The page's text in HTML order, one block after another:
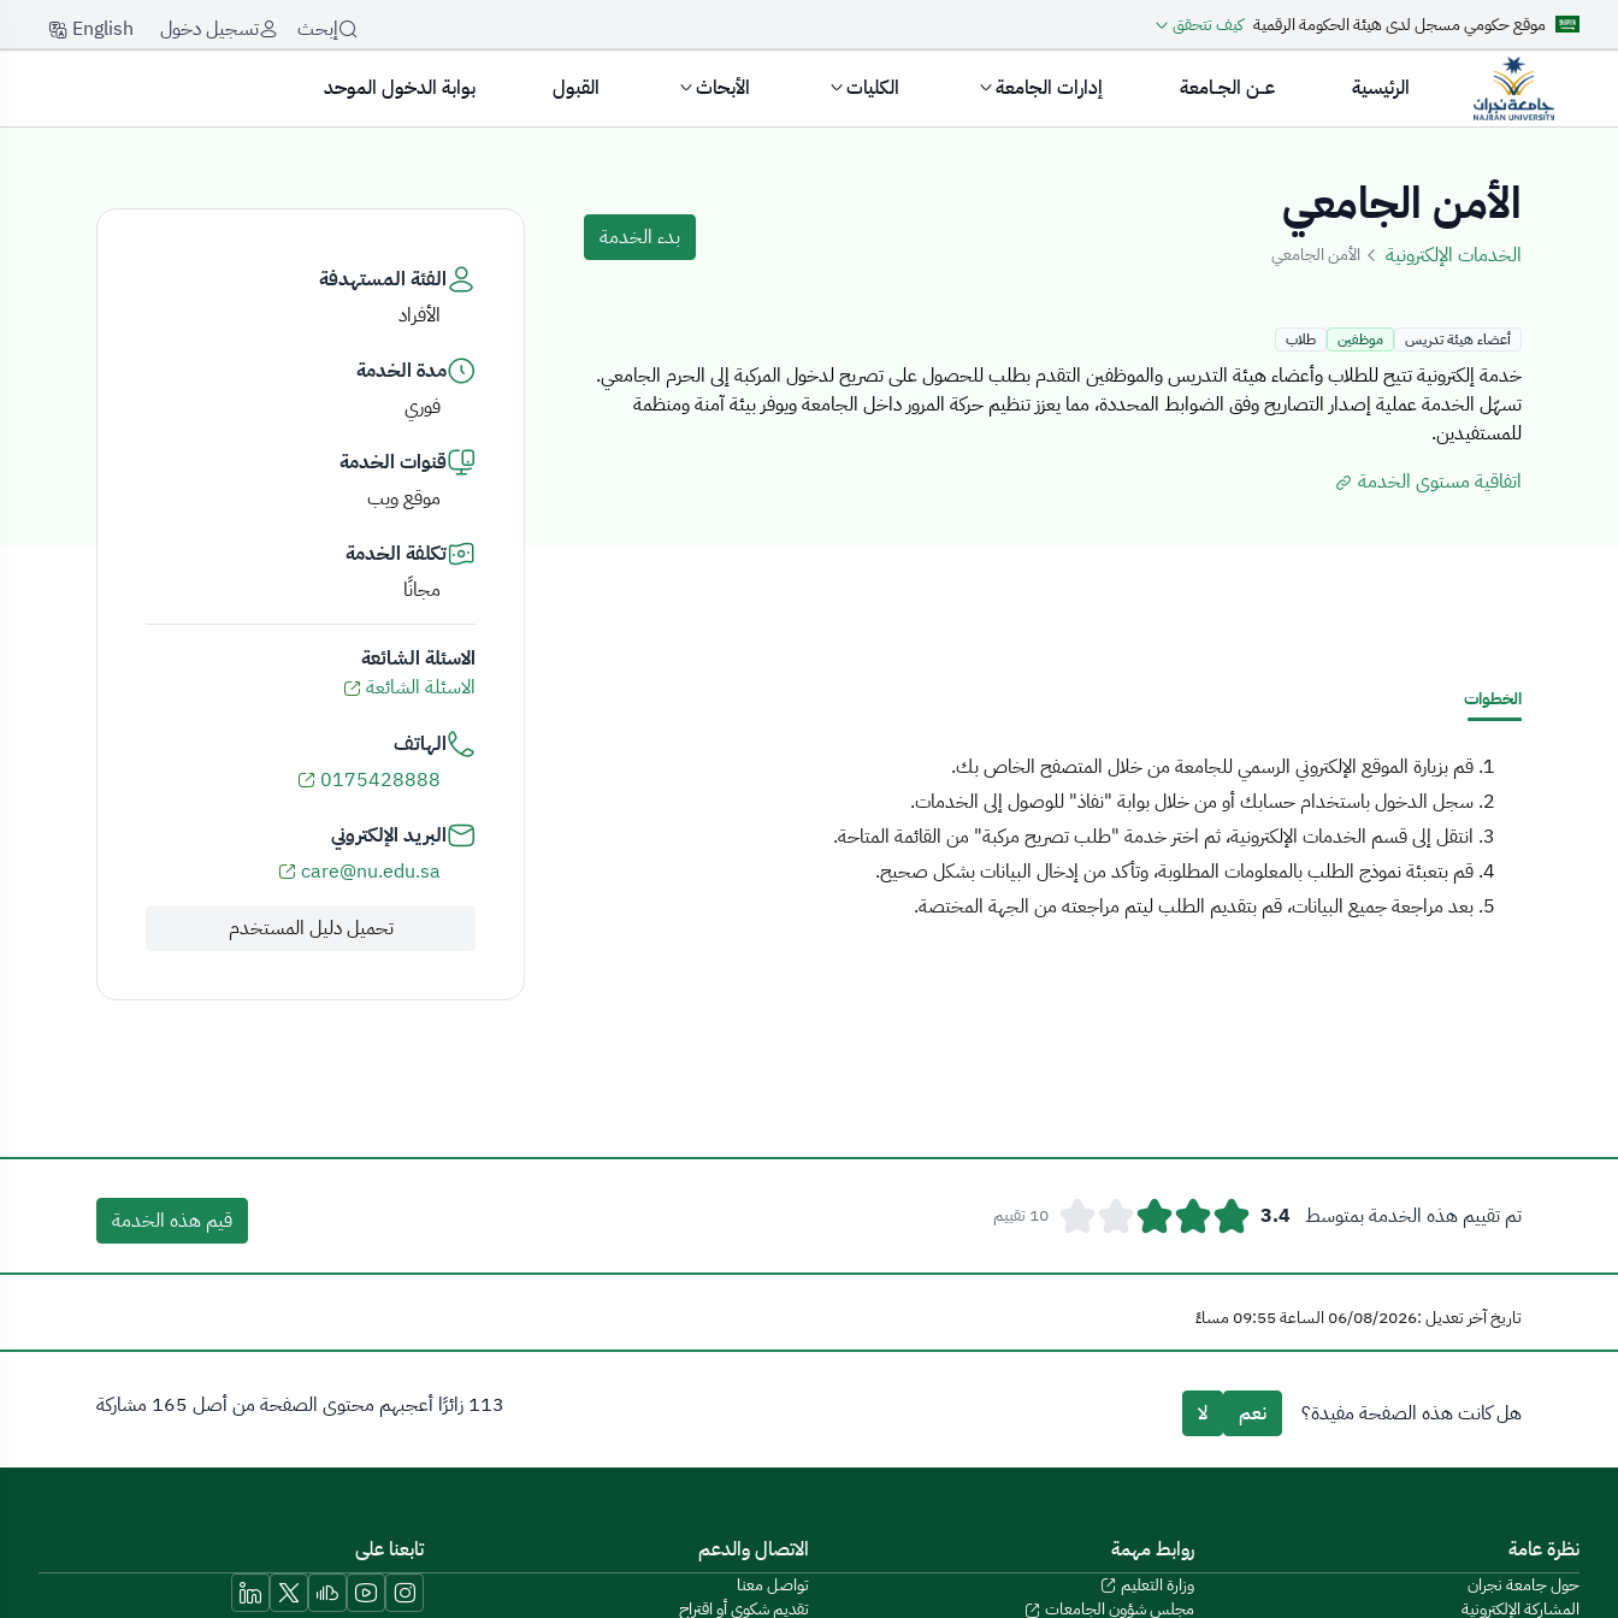
موقع حكومي مسجل لدى هيئة الحكومة الرقمية كيف تتحقق إبحث تسجيل دخول English
الرئيسية عــن الجــامعة إدارات الجامعة الكليات الأبحاث القبول بوابة الدخول الموحد
Service Details Template
الأمن الجامعي
الخدمات الإلكترونية الأمن الجامعي
بدء الخدمة
أعضاء هيئة تدريس موظفين طلاب
خدمة إلكترونية تتيح للطلاب وأعضاء هيئة التدريس والموظفين التقدم بطلب للحصول على تصريح لدخول المركبة إلى الحرم الجامعي.
تسهّل الخدمة عملية إصدار التصاريح وفق الضوابط المحددة، مما يعزز تنظيم حركة المرور داخل الجامعة ويوفر بيئة آمنة ومنظمة
للمستفيدين.
اتفاقية مستوى الخدمة
الفئة المستهدفة
الأفراد
مدة الخدمة
فوري
قنوات الخدمة
موقع ويب
تكلفة الخدمة
مجانًا
الاسئلة الشائعة
الاسئلة الشائعة
الهاتف
0175428888
البريد الإلكتروني
care@nu.edu.sa
تحميل دليل المستخدم
الخطوات
قم بزيارة الموقع الإلكتروني الرسمي للجامعة من خلال المتصفح الخاص بك.
سجل الدخول باستخدام حسابك أو من خلال بوابة "نفاذ" للوصول إلى الخدمات.
انتقل إلى قسم الخدمات الإلكترونية، ثم اختر خدمة "طلب تصريح مركبة" من القائمة المتاحة.
قم بتعبئة نموذج الطلب بالمعلومات المطلوبة، وتأكد من إدخال البيانات بشكل صحيح.
بعد مراجعة جميع البيانات، قم بتقديم الطلب ليتم مراجعته من الجهة المختصة.
تم تقييم هذه الخدمة بمتوسط 3.4 10 تقييم قيم هذه الخدمة
تاريخ آخر تعديل :06/08/2026 الساعة 09:55 مساءً
هل كانت هذه الصفحة مفيدة؟ نعم لا 113 زائرًا أعجبهم محتوى الصفحة من أصل 165 مشاركة
نظرة عامة
حول جامعة نجران
المشاركة الإلكترونية
روابط مهمة
وزارة التعليم
مجلس شؤون الجامعات
الاتصال والدعم
تواصل معنا
تقديم شكوى أو اقتراح
تابعنا على